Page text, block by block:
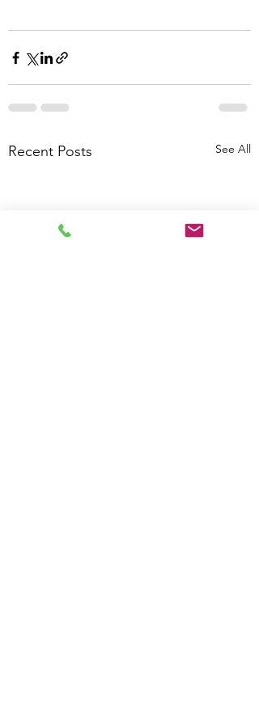
Recent Posts See All